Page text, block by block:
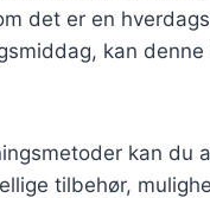
det er en
kan
kan du
tilbehør,